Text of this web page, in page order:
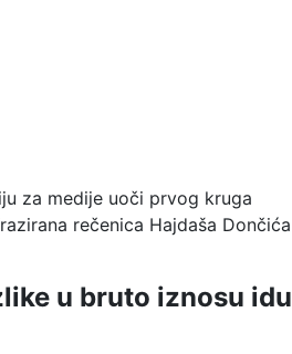
za medije uoči prvog kruga
rečenica Hajdaša Dončića
u bruto iznosu idu